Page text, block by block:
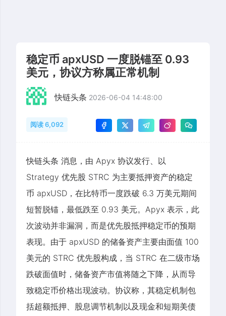
稳定币 apxUSD 一度脱锚至 0.93
美元，协议方称属正常机制
快链头条 2026-06-04 14:48:00
阅读 6,092
快链头条 消息，由 Apyx 协议发行、以
Strategy 优先股 STRC 为主要抵押资产的稳定
币 apxUSD，在比特币一度跌破 6.3 万美元期间
短暂脱锚，最低跌至 0.93 美元。Apyx 表示，此
次波动并非漏洞，而是优先股抵押稳定币的预期
表现。由于 apxUSD 的储备资产主要由面值 100
美元的 STRC 优先股构成，当 STRC 在二级市场
跌破面值时，储备资产市值将随之下降，从而导
致稳定币价格出现波动。协议称，其稳定机制包
括超额抵押、股息调节机制以及现金和短期美债